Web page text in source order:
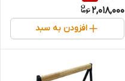
2,018,000
افزودن به سبد